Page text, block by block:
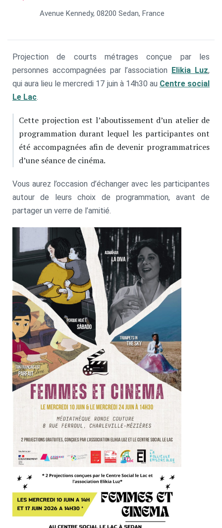
Avenue Kennedy, 08200 Sedan, France
Projection de courts métrages conçue par les
personnes accompagnées par l’association
Elikia Luz,
qui aura lieu le mercredi 17 juin à 14h30 au Centre social
Le Lac.
Cette projection est l’aboutissement d’un atelier de
programmation durant lequel les participantes ont
été accompagnées afin de devenir programmatrices
d’une séance de cinéma.
Vous aurez l’occasion d’échanger avec les participantes
autour de leurs choix de programmation, avant de
partager un verre de l’amitié.